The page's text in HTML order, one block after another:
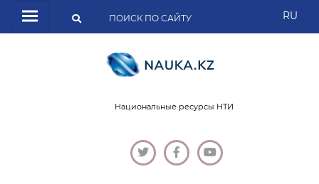
RU
Национальные ресурсы НТИ